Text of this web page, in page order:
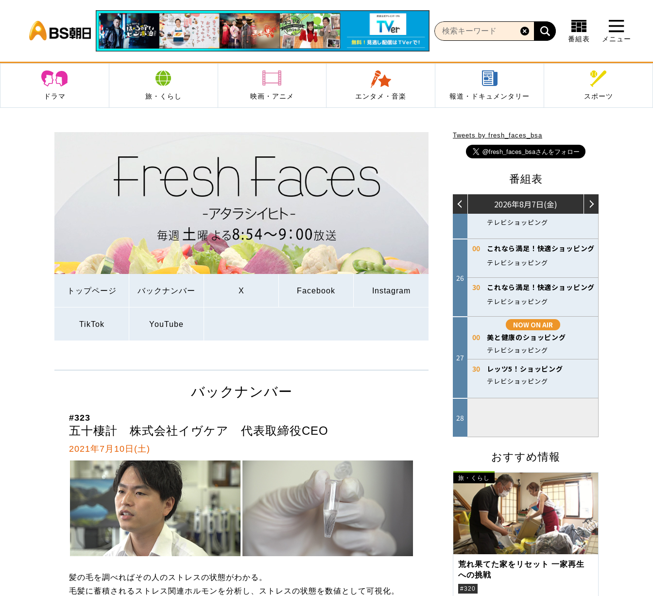
BS朝日
番組表 メニュー
ドラマ 旅・くらし 映画・アニメ エンタメ・音楽 報道・ドキュメンタリー スポーツ
トップページ バックナンバー X Facebook Instagram
TikTok YouTube
Tweets by fresh_faces_bsa
番組表
おすすめ情報
旅・くらし
荒れ果てた家をリセット 一家再生
への挑戦
#320
バックナンバー
#323
五十棲計 株式会社イヴケア 代表取締役CEO
2021年7月10日(土)
髪の毛を調べればその人のストレスの状態がわかる。
毛髪に蓄積されるストレス関連ホルモンを分析し、ストレスの状態を数値として可視化。